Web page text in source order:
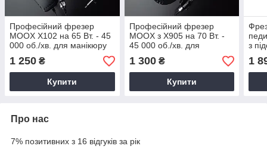
Професійний фрезер
MOOX X102 на 65 Вт. - 45
000 об./хв. для манікюру
та педикюру
1 250 ₴
Купити
Професійний фрезер
MOOX з X905 на 70 Вт. -
45 000 об./хв. для
манікюру та педикюру
1 300₴
Купити
з
об/
1
Про нас
7% позитивних з 16 відгуків за рік